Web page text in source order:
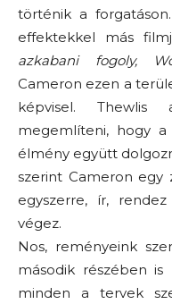
történik a
effektekkel más
azkabani fogoly,
Cameron ezen a
képvisel.
megemlíteni, hogy
élmény együtt
szerint Cameron egy
egyszerre, ír,
végez.
Nos, reményeink
második részében
minden a tervek